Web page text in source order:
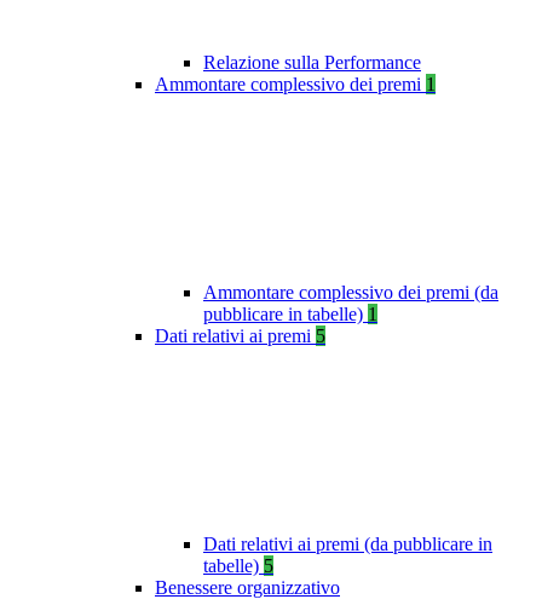
Relazione sulla Performance
Ammontare complessivo dei premi 1
Ammontare complessivo dei premi (da
pubblicare in tabelle) 1
Dati relativi ai premi 5
Dati relativi ai premi (da pubblicare in
tabelle) 5
Benessere organizzativo